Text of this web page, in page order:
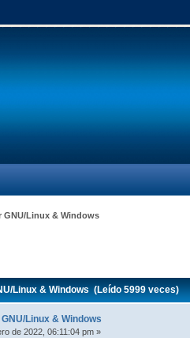
GNU/Linux & Windows
Linux & Windows (Leído 5999 veces)
Linux & Windows
de 2022, 06:11:04 pm »